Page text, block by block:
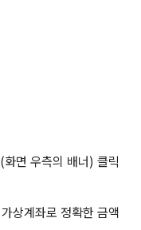
면 우측의 배너) 클릭
상계좌로 정확한 금액